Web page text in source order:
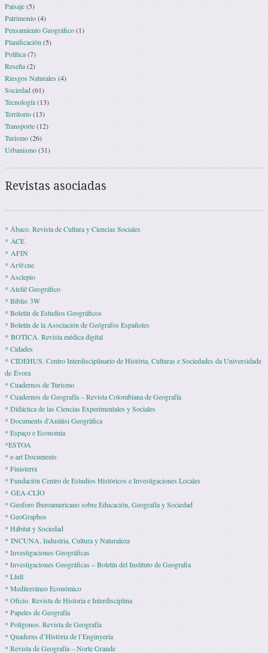
Paisaje(5)
Patrimonio(4)
Pensamiento Geográfico(1)
Planificación(5)
Política(7)
Reseña(2)
Riesgos Naturales (4)
Sociedad(61)
Tecnología(13)
Territorio(13)
Transporte(12)
Turismo(26)
Urbanismo(31)
Revistas asociadas
* Ábaco. Revista de Cultura y Ciencias Sociales
* ACE
* AFIN
* Ar@cne
* Asclepio
* Ateliê Geográfico
* Biblio 3W
* Boletín de Estudios Geográficos
* Boletín de la Asociación de Geógrafos Españoles
* BOTICA. Revista médica digital
* Cidades
* CIDEHUS. Centro Interdisciplinario de História, Culturas e Sociedades da Universidade
de Évora
* Cuadernos de Turismo
* Cuadernos de Geografía – Revista Colombiana de Geografía
* Didáctica de las Ciencias Experimentales y Sociales
* Documents d’Anàlisi Geogràfica
* Espaço e Economia
*ESTOA
* e-art Documents
* Finisterra
* Fundación Centro de Estudios Históricos e Investigaciones Locales
* GEA-CLÍO
* Geoforo Iberoamericano sobre Educación, Geografía y Sociedad
* GeoGraphos
* Hábitat y Sociedad
* INCUNA, Industria, Cultura y Naturaleza
* Investigaciones Geográficas
* Investigaciones Geográficas – Boletín del Instituto de Geografia
* Llull
* Mediterráneo Económico
* Ofi­cio. Revista de His­to­ria e Interdisciplina
* Pape­les de Geografía
* Polígonos. Revista de Geografía
* Quaderns d’Història de l’Enginyeria
* Revista de Geografía – Norte Grande